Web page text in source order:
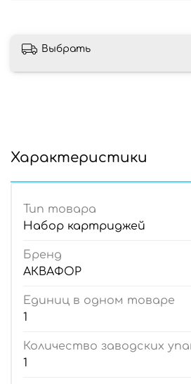
Выбрать
Характеристики
Тип товара
Набор картриджей
Бренд
АКВАФОР
Единиц в одном товаре
1
Количество заводских
1